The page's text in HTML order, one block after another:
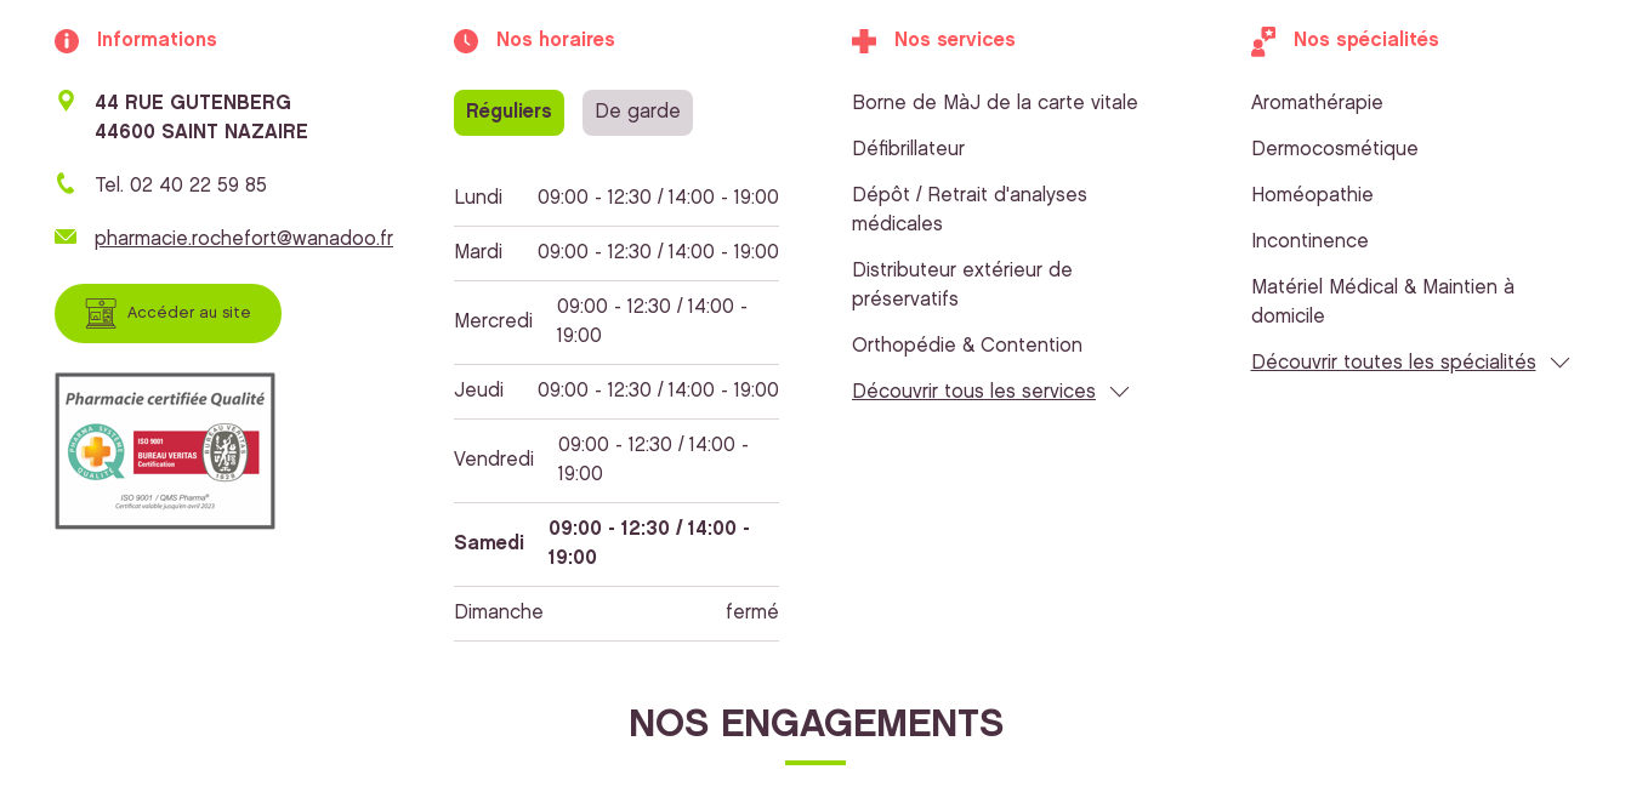
Informations
44 RUE GUTENBERG
44600 SAINT NAZAIRE
Tel. 02 40 22 59 85
pharmacie.rochefort@wanadoo.fr
Accéder au site
Nos horaires
Réguliers De garde
Lundi 09:00 - 12:30 / 14:00 - 19:00
Mardi 09:00 - 12:30 / 14:00 - 19:00
Mercredi
09:00 - 12:30 / 14:00 -
19:00
Jeudi 09:00 - 12:30 / 14:00 - 19:00
Vendredi
09:00 - 12:30 / 14:00 -
19:00
Samedi
09:00 - 12:30 / 14:00 -
19:00
Dimanche fermé
Nos services
Borne de MàJ de la carte vitale
Défibrillateur
Dépôt / Retrait d'analyses
médicales
Distributeur extérieur de
préservatifs
Orthopédie & Contention
Découvrir tous les services
Nos spécialités
Aromathérapie
Dermocosmétique
Homéopathie
Incontinence
Matériel Médical & Maintien à
domicile
Découvrir toutes les spécialités
NOS ENGAGEMENTS